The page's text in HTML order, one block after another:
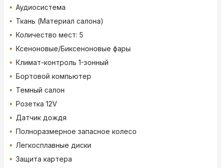
Аудиосистема
Ткань (Материал салона)
Количество мест: 5
Ксеноновые/Биксеноновые фары
Климат-контроль 1-зонный
Бортовой компьютер
Темный салон
Розетка 12V
Датчик дождя
Полноразмерное запасное колесо
Легкосплавные диски
Защита картера